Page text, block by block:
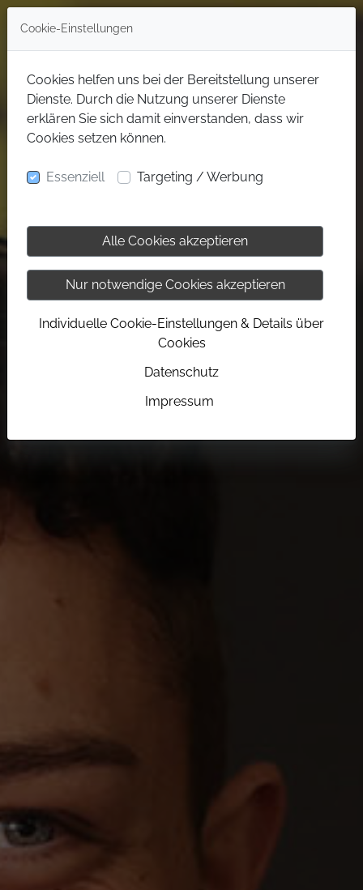
Cookie-Einstellungen
Cookies helfen uns bei der Bereitstellung unserer
Dienste. Durch die Nutzung unserer Dienste
erklären Sie sich damit einverstanden, dass wir
Cookies setzen können.
Essenziell Targeting / Werbung
Alle Cookies akzeptieren
Nur notwendige Cookies akzeptieren
Individuelle Cookie-Einstellungen & Details über
Cookies
Datenschutz
Impressum